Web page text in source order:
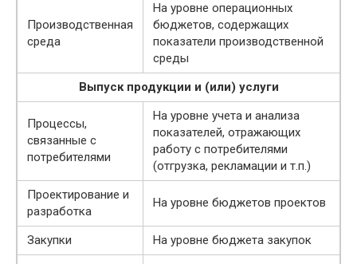
Производственная
среда
На уровне операционных
бюджетов, содержащих
показатели производственной
среды
Выпуск продукции и (или) услуги
Процессы,
связанные с
потребителями
На уровне учета и анализа
показателей, отражающих
работу с потребителями
(отгрузка, рекламации и т.п.)
Проектирование и
разработка
На уровне бюджетов проектов
Закупки
На уровне бюджета закупок